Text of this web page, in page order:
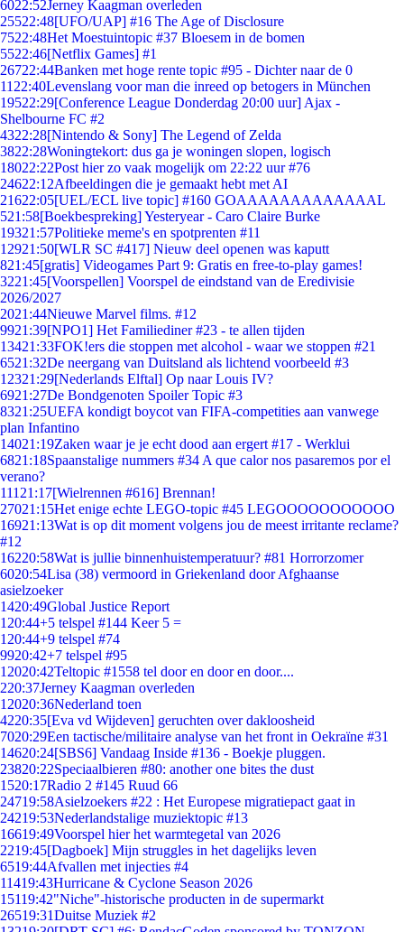
6022:52Jerney Kaagman overleden
25522:48[UFO/UAP] #16 The Age of Disclosure
7522:48Het Moestuintopic #37 Bloesem in de bomen
5522:46[Netflix Games] #1
26722:44Banken met hoge rente topic #95 - Dichter naar de 0
11 22:40Levenslang voor man die inreed op betogers in München
19522:29[Conference League Donderdag 20:00 uur] Ajax -
Shelbourne FC #2
4322:28[Nintendo & Sony] The Legend of Zelda
3822:28Woningtekort: dus ga je woningen slopen, logisch
18022:22Post hier zo vaak mogelijk om 22:22 uur #76
24622:12Afbeeldingen die je gemaakt hebt met AI
21622:05[UEL/ECL live topic] #160 GOAAAAAAAAAAAAAL
521:58[Boekbespreking] Yesteryear - Caro Claire Burke
19321:57Politieke meme's en spotprenten #11
12921:50[WLR SC #417] Nieuw deel openen was kaputt
821:45[gratis] Videogames Part 9: Gratis en free-to-play games!
3221:45[Voorspellen] Voorspel de eindstand van de Eredivisie
2026/2027
2021:44Nieuwe Marvel films. #12
9921:39[NPO1] Het Familiediner #23 - te allen tijden
13421:33FOK!ers die stoppen met alcohol - waar we stoppen #21
6521:32De neergang van Duitsland als lichtend voorbeeld #3
12321:29[Nederlands Elftal] Op naar Louis IV?
6921:27De Bondgenoten Spoiler Topic #3
8321:25UEFA kondigt boycot van FIFA-competities aan vanwege
plan Infantino
14021:19Zaken waar je je echt dood aan ergert #17 - Werklui
6821:18Spaanstalige nummers #34 A que calor nos pasaremos por el
verano?
111 21:17[Wielrennen #616] Brennan!
27021:15Het enige echte LEGO-topic #45 LEGOOOOOOOOOOO
16921:13Wat is op dit moment volgens jou de meest irritante reclame?
#12
16220:58Wat is jullie binnenhuistemperatuur? #81 Horrorzomer
6020:54Lisa (38) vermoord in Griekenland door Afghaanse
asielzoeker
1420:49Global Justice Report
1 20:44+5 telspel #144 Keer 5 =
1 20:44+9 telspel #74
9920:42+7 telspel #95
12020:42Teltopic #1558 tel door en door en door....
220:37Jerney Kaagman overleden
12020:36Nederland toen
4220:35[Eva vd Wijdeven] geruchten over dakloosheid
7020:29Een tactische/militaire analyse van het front in Oekraïne #31
14620:24[SBS6] Vandaag Inside #136 - Boekje pluggen.
23820:22Speciaalbieren #80: another one bites the dust
1520:17Radio 2 #145 Ruud 66
24719:58Asielzoekers #22 : Het Europese migratiepact gaat in
24219:53Nederlandstalige muziektopic #13
16619:49Voorspel hier het warmtegetal van 2026
2219:45[Dagboek] Mijn struggles in het dagelijks leven
6519:44Afvallen met injecties #4
11419:43Hurricane & Cyclone Season 2026
15119:42"Niche"-historische producten in de supermarkt
26519:31Duitse Muziek #2